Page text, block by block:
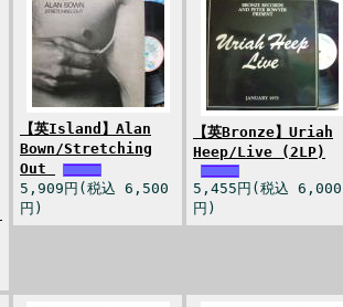
【英Island】Alan
Bown/Stretching
Out
5,909円(税込 6,500
円)
【英Bronze】Uriah
Heep/Live (2LP)
5,455円(税込 6,000
円)